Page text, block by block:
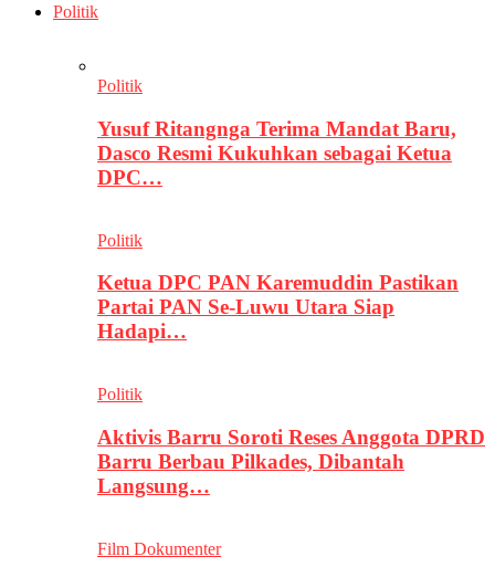
Politik
Politik
Yusuf Ritangnga Terima Mandat Baru,
Dasco Resmi Kukuhkan sebagai Ketua
DPC…
Politik
Ketua DPC PAN Karemuddin Pastikan
Partai PAN Se-Luwu Utara Siap
Hadapi…
Politik
Aktivis Barru Soroti Reses Anggota DPRD
Barru Berbau Pilkades, Dibantah
Langsung…
Film Dokumenter